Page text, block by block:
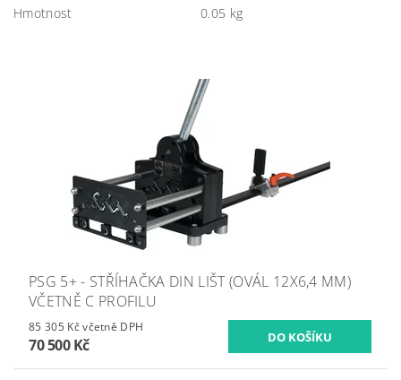
Hmotnost 0.05 kg
PSG 5+ - STŘÍHAČKA DIN LIŠT (OVÁL 12X6,4 MM)
VČETNĚ C PROFILU
85 305 Kč včetně DPH
70 500 Kč